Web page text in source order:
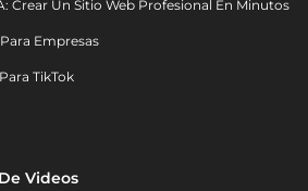
Crear Un Sitio Web Profesional En Minutos
Empresas
TikTok
Videos